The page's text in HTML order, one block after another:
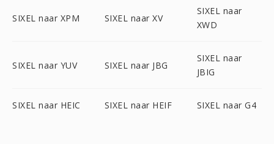
SIXEL naar XPM SIXEL naar XV
SIXEL naar
XWD
SIXEL naar YUV SIXEL naar JBG
SIXEL naar
JBIG
SIXEL naar HEIC SIXEL naar HEIF SIXEL naar G4